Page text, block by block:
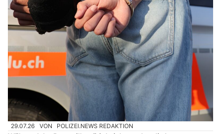
29.07.26 VON POLIZEI.NEWS REDAKTION